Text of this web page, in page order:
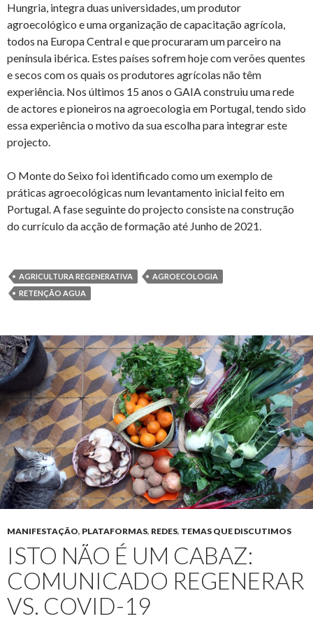
Hungria, integra duas universidades, um produtor
agroecológico e uma organização de capacitação agrícola,
todos na Europa Central e que procuraram um parceiro na
península ibérica. Estes países sofrem hoje com verões quentes
e secos com os quais os produtores agrícolas não têm
experiência. Nos últimos 15 anos o GAIA construiu uma rede
de actores e pioneiros na agroecologia em Portugal, tendo sido
essa experiência o motivo da sua escolha para integrar este
projecto.
O Monte do Seixo foi identificado como um exemplo de
práticas agroecológicas num levantamento inicial feito em
Portugal. A fase seguinte do projecto consiste na construção
do currículo da acção de formação até Junho de 2021.
AGRICULTURA REGENERATIVA
AGROECOLOGIA
RETENÇÃO AGUA
MANIFESTAÇÃO, PLATAFORMAS, REDES, TEMAS QUE DISCUTIMOS
ISTO NÃO É UM CABAZ:
COMUNICADO REGENERAR
VS. COVID-19